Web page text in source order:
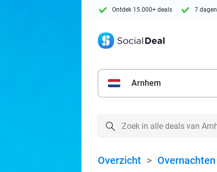
Ontdek 15.000+ deals 7
Arnhem
Overzicht > Overnachten